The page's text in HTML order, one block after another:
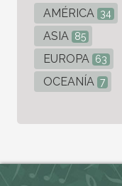
AMÉRICA 34
ASIA 85
EUROPA 63
OCEANÍA 7